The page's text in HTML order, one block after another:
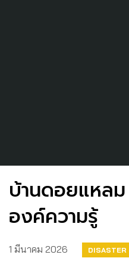
บ้านดอยแหล
องค์ความรู้
1 มีนาคม 2026 DISASTER